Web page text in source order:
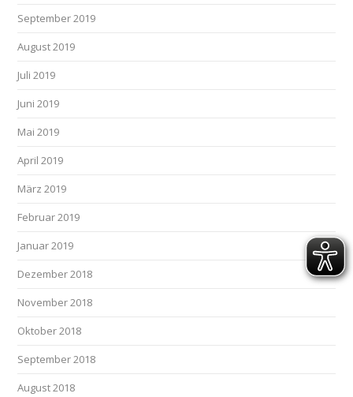
September 2019
August 2019
Juli 2019
Juni 2019
Mai 2019
April 2019
März 2019
Februar 2019
Januar 2019
Dezember 2018
November 2018
Oktober 2018
September 2018
August 2018